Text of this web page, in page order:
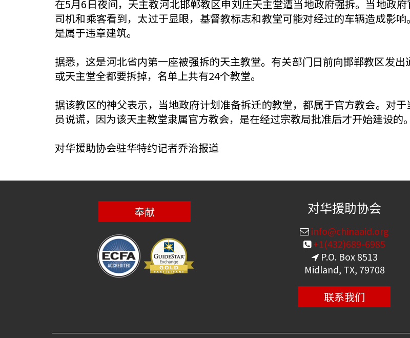
在5月6日夜间，天主教河北邯郸教区申刘庄天主堂遭当地政府强拆。当地政
司机和乘客看到，太过于显眼，基督教标志和教堂可能对经过的车辆造成影
是属于违章建筑。
据悉，这是河北省内第一座被强拆的天主教堂。有关部门日前向邯郸教区发
或天主堂全都要拆掉，名单上共有24个教堂。
据该教区的神父表示，当地政府计划准备拆迁的教堂，都属于官方教会。对
员说谎，因为该天主教堂隶属官方教会，是在经过宗教局批准后才开始建设的。
对华援助协会驻华特约记者乔治报道
奉献 对华援助协会
info@chinaaid.org
+1(432)689-6985
P.O. Box 8513
Midland, TX, 79708
联系我们